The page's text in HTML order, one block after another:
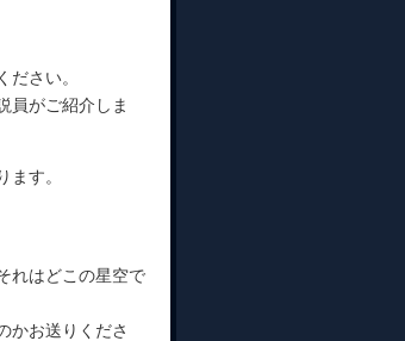
さい。
員がご紹介しま
す。
れはどこの星空で
かお送りくださ